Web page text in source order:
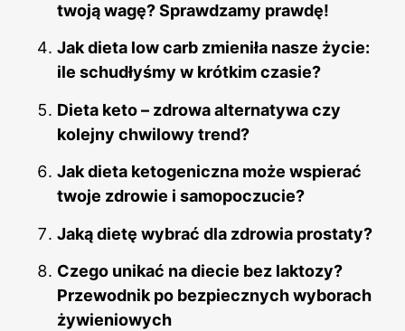
twoją wagę? Sprawdzamy prawdę!
Jak dieta low carb zmieniła nasze życie:
ile schudłyśmy w krótkim czasie?
Dieta keto – zdrowa alternatywa czy
kolejny chwilowy trend?
Jak dieta ketogeniczna może wspierać
twoje zdrowie i samopoczucie?
Jaką dietę wybrać dla zdrowia prostaty?
Czego unikać na diecie bez laktozy?
Przewodnik po bezpiecznych wyborach
żywieniowych